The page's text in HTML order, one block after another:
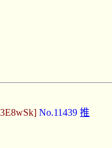
No.11439 推